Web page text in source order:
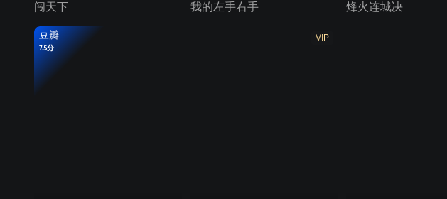
闯天下 我的左手右手 烽火连城决
豆瓣
7.5分
VIP